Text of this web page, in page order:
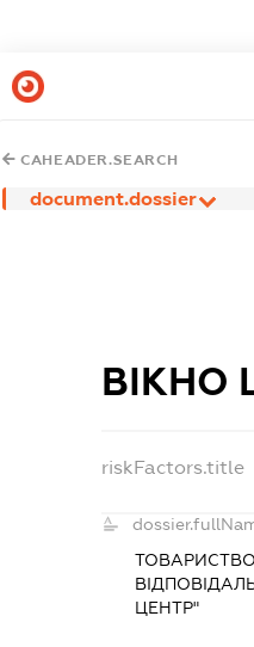
CAHEADER.SEARCH
document.dossier
ВІКНО
riskFactors.title
ЦЕНТР"